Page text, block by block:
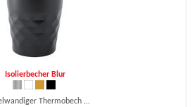
Isolierbecher Blur
Thermobech ...